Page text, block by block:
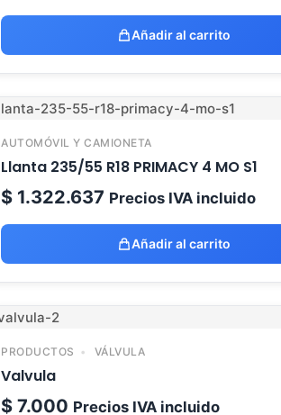
Añadir al carrito
AUTOMÓVIL Y CAMIONETA
Llanta 235/55 R18 PRIMACY 4 MO S1
$ 1.322.637 Precios IVA incluido
Añadir al carrito
PRODUCTOS VÁLVULA
Valvula
$ 7.000 Precios IVA incluido